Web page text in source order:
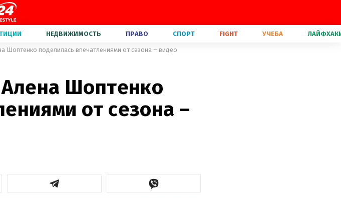
НЕДВИЖИМОСТЬ ПРАВО СПОРТ FIGHT УЧЕБА
Шоптенко поделилась впечатлениями от сезона – видео
Шоптенко
от сезона –